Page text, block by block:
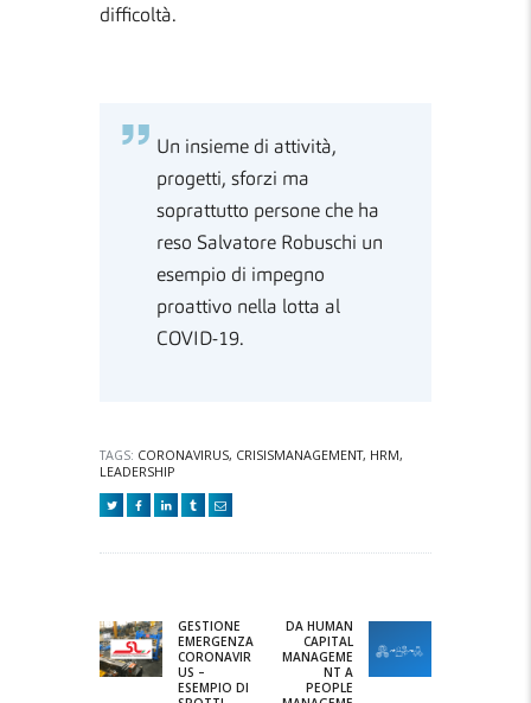
difficoltà.
Un insieme di attività,
progetti, sforzi ma
soprattutto persone che ha
reso Salvatore Robuschi un
esempio di impegno
proattivo nella lotta al
COVID-19.
TAGS: CORONAVIRUS, CRISISMANAGEMENT, HRM,
LEADERSHIP
articoliPrevious
post:
GESTIONE
EMERGENZA
CORONAVIR
US –
ESEMPIO DI
post:
DA HUMAN
CAPITAL
MANAGEME
NT A
PEOPLE